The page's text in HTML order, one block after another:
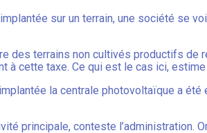
sur un terrain, une société se
des terrains non cultivés productifs
à cette taxe. Ce qui est le cas ici,
la centrale photovoltaïque a été
principale, conteste l’administration.